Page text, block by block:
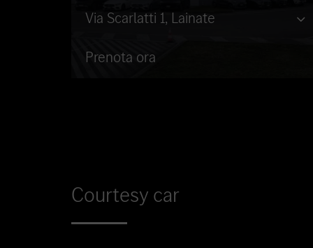
Via Scarlatti 1, Lainate
Prenota ora
Courtesy car